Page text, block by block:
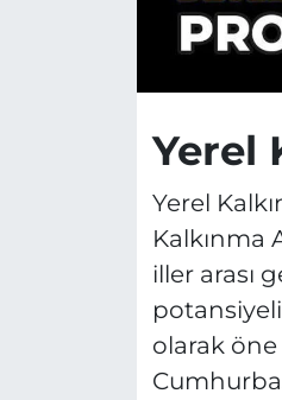
Yerel
Yerel
Kalkınma
iller arası
olarak öne